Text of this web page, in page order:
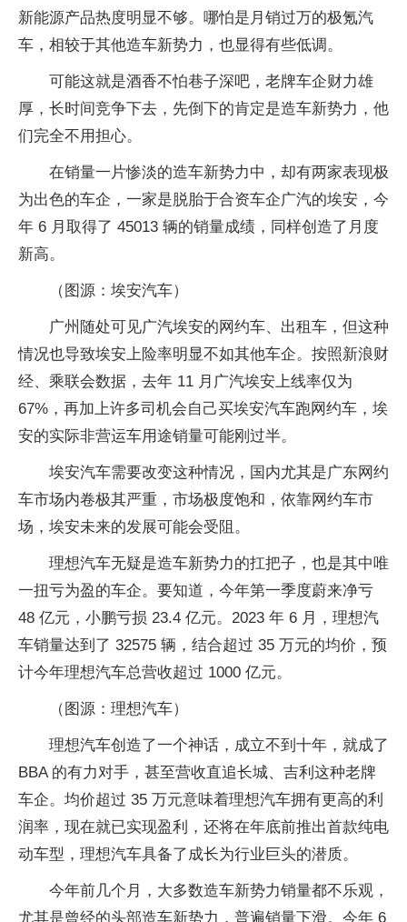
新能源产品热度明显不够。哪怕是月销过万的极氪汽
车，相较于其他造车新势力，也显得有些低调。
可能这就是酒香不怕巷子深吧，老牌车企财力雄
厚，长时间竞争下去，先倒下的肯定是造车新势力，他
们完全不用担心。
在销量一片惨淡的造车新势力中，却有两家表现极
为出色的车企，一家是脱胎于合资车企广汽的埃安，今
年 6 月取得了 45013 辆的销量成绩，同样创造了月度
新高。
（图源：埃安汽车）
广州随处可见广汽埃安的网约车、出租车，但这种
情况也导致埃安上险率明显不如其他车企。按照新浪财
经、乘联会数据，去年 11 月广汽埃安上线率仅为
67%，再加上许多司机会自己买埃安汽车跑网约车，埃
安的实际非营运车用途销量可能刚过半。
埃安汽车需要改变这种情况，国内尤其是广东网约
车市场内卷极其严重，市场极度饱和，依靠网约车市
场，埃安未来的发展可能会受阻。
理想汽车无疑是造车新势力的扛把子，也是其中唯
一扭亏为盈的车企。要知道，今年第一季度蔚来净亏
48 亿元，小鹏亏损 23.4 亿元。2023 年 6 月，理想汽
车销量达到了 32575 辆，结合超过 35 万元的均价，预
计今年理想汽车总营收超过 1000 亿元。
（图源：理想汽车）
理想汽车创造了一个神话，成立不到十年，就成了
BBA 的有力对手，甚至营收直追长城、吉利这种老牌
车企。均价超过 35 万元意味着理想汽车拥有更高的利
润率，现在就已实现盈利，还将在年底前推出首款纯电
动车型，理想汽车具备了成长为行业巨头的潜质。
今年前几个月，大多数造车新势力销量都不乐观，
尤其是曾经的头部造车新势力，普遍销量下滑。今年 6